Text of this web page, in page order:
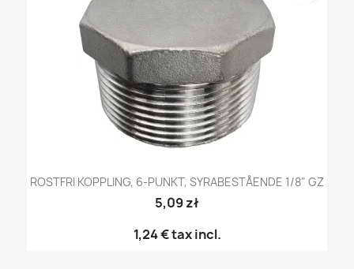
ROSTFRI KOPPLING, 6-PUNKT, SYRABESTÅENDE 1/8" GZ
5,09 zł
1,24 €tax incl.